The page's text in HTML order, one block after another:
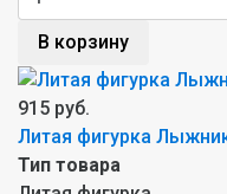
В корзину
915 руб.
Литая фигурка
Тип товара